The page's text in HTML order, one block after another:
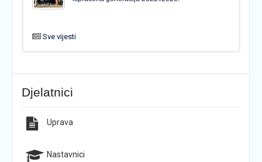
Sve vijesti
Popis udžbenika za školsku godinu 2026./2027.
godini 2025./2026.
Natječaj za upis u 1. razred Katoličke gimnazije s
pravom javnosti
Djelatnici
Uprava
Nastavnici